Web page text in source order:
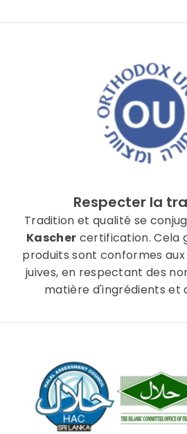
Respecter la
Tradition et qualité se
Kascher certification. Cela
produits sont conformes
juives, en respectant des
matière d'ingrédients et